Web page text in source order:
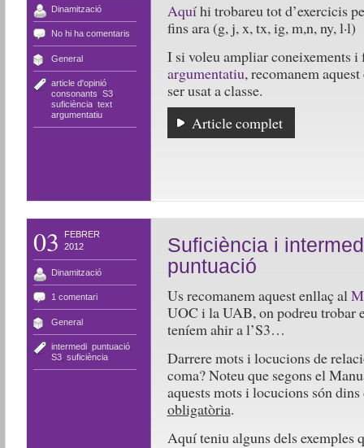
Dinamització
No hi ha comentaris
General
article d'opinió,
consonants S3,
suficiència, text
argumentatiu
Aquíhi trobareu tot d’exercicis
fins ara (g, j, x, tx, ig, m,n, ny, l·l)
I si voleu ampliar coneixements
argumentatiu, recomanem
ser usat a classe.
Article complet
03
FEBRER
2012
Dinamització
1 comentari
General
intermedi, puntuació,
S3, suficiència
Suficiència i
puntuació
Us recomanem aquest enllaç al
UOC i la UAB, on podreu trobar
teníem ahir a l’S3…
Darrere mots i locucions de
coma? Noteu que segons el
aquests mots i locucions són
obligatòria.
Aquí teniu alguns dels exemples